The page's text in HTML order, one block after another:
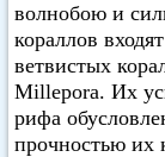
волнобою и
кораллов
ветвистых
Millepora. Их
рифа
прочностью их